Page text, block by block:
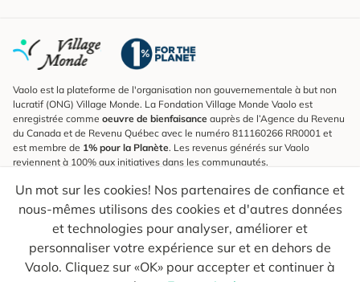
Un mot sur les cookies! Nos partenaires de confiance et
nous-mêmes utilisons des cookies et d'autres données
et technologies pour analyser, améliorer et
personnaliser votre expérience sur et en dehors de
Vaolo. Cliquez sur «OK» pour accepter et continuer à
Vaolo est la plateforme de l'organisation non gouvernementale à but non
lucratif (ONG) Village Monde. La Fondation Village Monde Vaolo est
enregistrée comme oeuvre de bienfaisance auprès de l’Agence du Revenu
du Canada et de Revenu Québec avec le numéro 811160266 RR0001 et
est membre de 1% pour la Planète. Les revenus générés sur Vaolo
reviennent à 100% aux initiatives dans les communautés.
S'inscrire à l'infolettre
Pour connaître les nouveautés, suivre nos explorateurs et recevoir des
astuces pour des voyages plus conscients.
Ton courriel Envoyer